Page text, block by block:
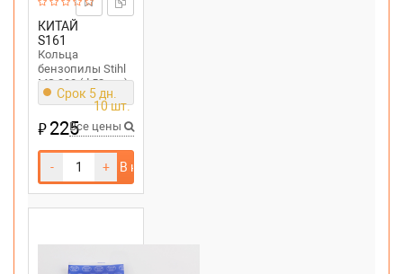
КИТАЙ
S161
Кольца
бензопилы Stihl
MS 380 (d 52mm)
Срок 5 дн.
10 шт.
₽225Все цены
- + В корзину